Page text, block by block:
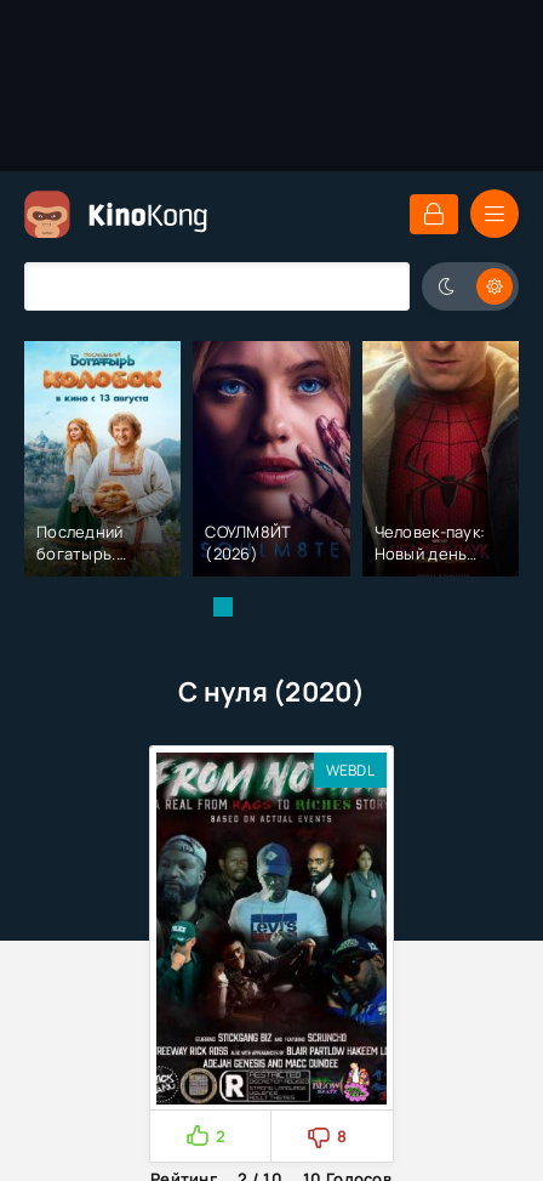
Последний
богатырь.
Колобок (2026)
СОУЛМ8ЙТ
(2026)
Человек-паук:
Новый день
(2026)
С нуля (2020)
WEBDL
2
8